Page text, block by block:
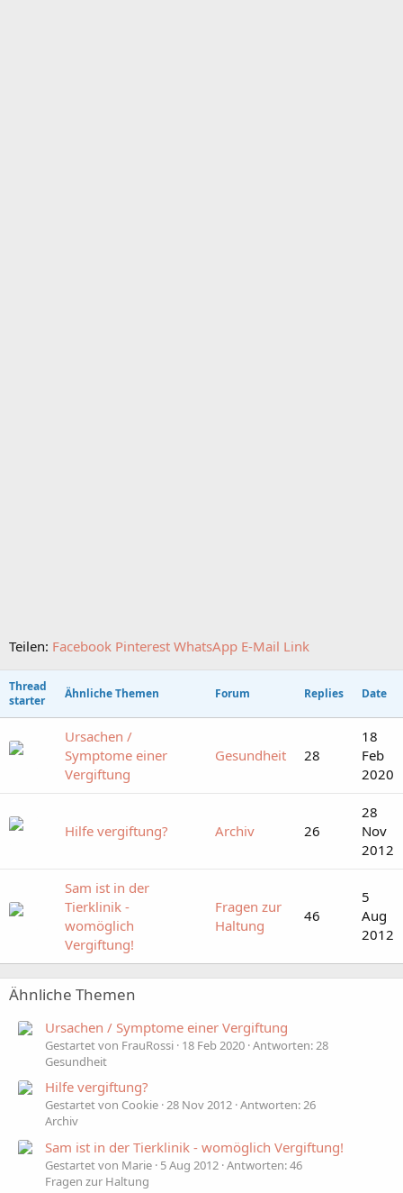
Teilen: Facebook Pinterest WhatsApp E-Mail Link
Thread
starter
Ähnliche Themen Forum Replies Date
Ursachen /
Symptome einer
Vergiftung
Gesundheit 28
18
Feb
2020
Hilfe vergiftung? Archiv 26
28
Nov
2012
Sam ist in der
Tierklinik -
womöglich
Vergiftung!
Fragen zur
Haltung
46
5
Aug
2012
Ähnliche Themen
Ursachen / Symptome einer Vergiftung
Gestartet von FrauRossi 18 Feb 2020 Antworten: 28
Gesundheit
Hilfe vergiftung?
Gestartet von Cookie 28 Nov 2012 Antworten: 26
Archiv
Sam ist in der Tierklinik - womöglich Vergiftung!
Gestartet von Marie 5 Aug 2012 Antworten: 46
Fragen zur Haltung